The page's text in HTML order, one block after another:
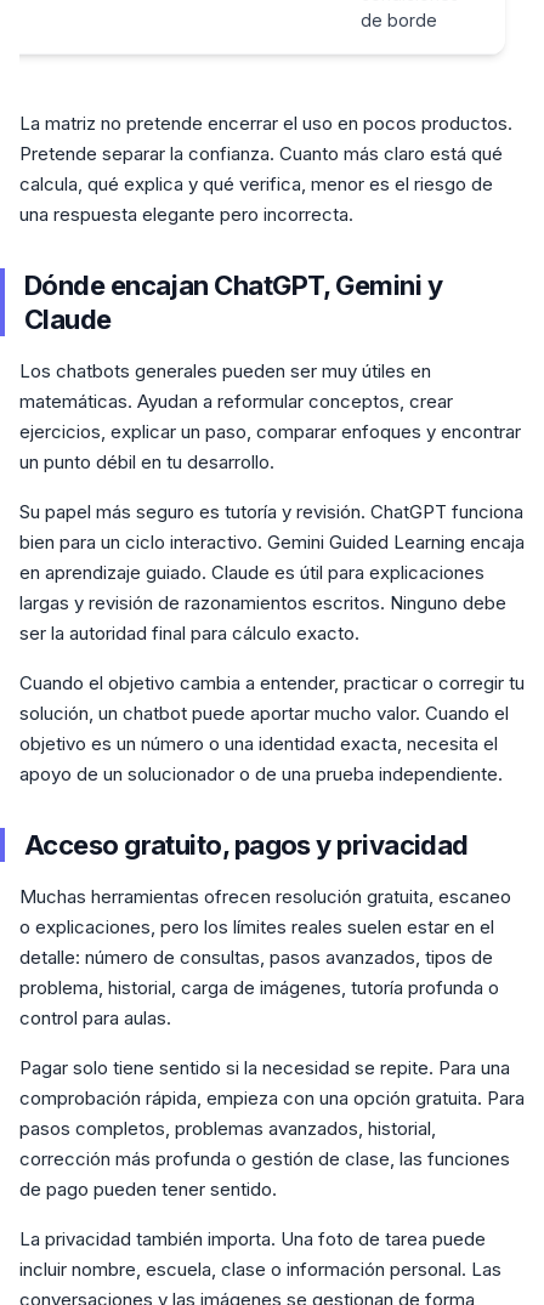
de borde
La matriz no pretende encerrar el uso en pocos productos.
Pretende separar la confianza. Cuanto más claro está qué
calcula, qué explica y qué verifica, menor es el riesgo de
una respuesta elegante pero incorrecta.
Dónde encajan ChatGPT, Gemini y
Claude
Los chatbots generales pueden ser muy útiles en
matemáticas. Ayudan a reformular conceptos, crear
ejercicios, explicar un paso, comparar enfoques y encontrar
un punto débil en tu desarrollo.
Su papel más seguro es tutoría y revisión. ChatGPT funciona
bien para un ciclo interactivo. Gemini Guided Learning encaja
en aprendizaje guiado. Claude es útil para explicaciones
largas y revisión de razonamientos escritos. Ninguno debe
ser la autoridad final para cálculo exacto.
Cuando el objetivo cambia a entender, practicar o corregir tu
solución, un chatbot puede aportar mucho valor. Cuando el
objetivo es un número o una identidad exacta, necesita el
apoyo de un solucionador o de una prueba independiente.
Acceso gratuito, pagos y privacidad
Muchas herramientas ofrecen resolución gratuita, escaneo
o explicaciones, pero los límites reales suelen estar en el
detalle: número de consultas, pasos avanzados, tipos de
problema, historial, carga de imágenes, tutoría profunda o
control para aulas.
Pagar solo tiene sentido si la necesidad se repite. Para una
comprobación rápida, empieza con una opción gratuita. Para
pasos completos, problemas avanzados, historial,
corrección más profunda o gestión de clase, las funciones
de pago pueden tener sentido.
La privacidad también importa. Una foto de tarea puede
incluir nombre, escuela, clase o información personal. Las
conversaciones y las imágenes se gestionan de forma